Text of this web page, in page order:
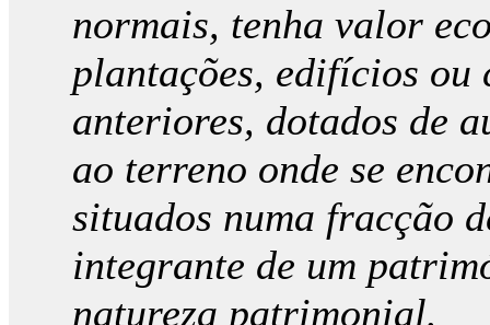
normais, tenha valor
plantações, edifícios ou
anteriores, dotados de
ao terreno onde se
situados numa fracção
integrante de um
natureza patrimonial.